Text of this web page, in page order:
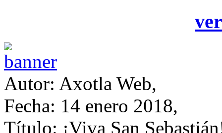
Autor: Axotla Web,
Fecha: 14 enero 2018,
Título: ¡Viva San